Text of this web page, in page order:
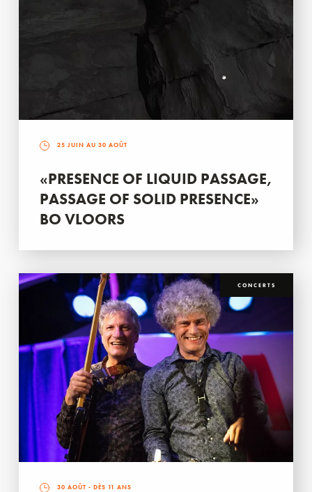
25 JUIN AU 30 AOÛT
«PRESENCE OF LIQUID PASSAGE,
PASSAGE OF SOLID PRESENCE»
BO VLOORS
CONCERTS
30 AOÛT - DÈS 11 ANS